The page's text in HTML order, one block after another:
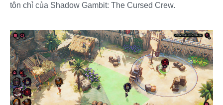
tôn chỉ của Shadow Gambit: The Cursed Crew.